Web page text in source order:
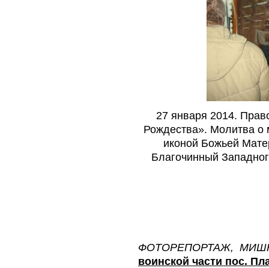
27 января 2014.
Рождества». Молитва о
иконой Божьей
Благочинный
ФОТОРЕПОРТАЖ,
воинской части пос.